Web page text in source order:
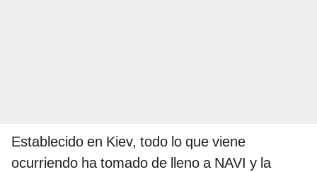
Establecido en Kiev, todo lo que viene
ocurriendo ha tomado de lleno a NAVI y la